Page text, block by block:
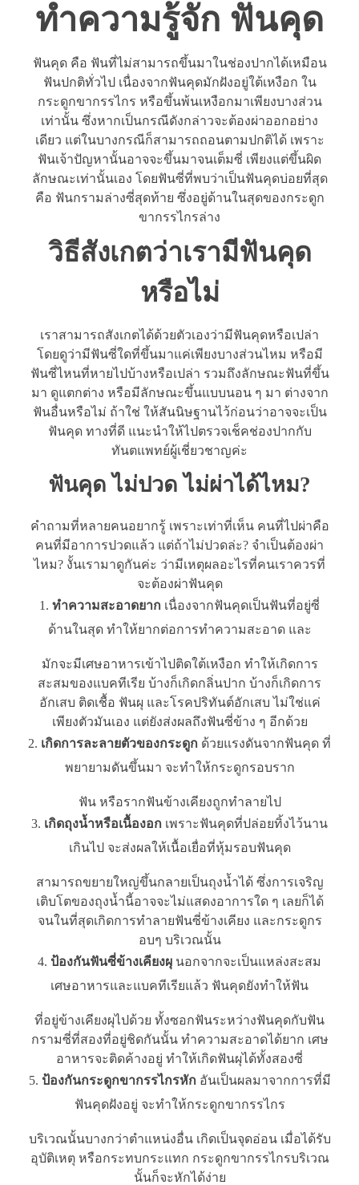
ทำความรู้จัก ฟันคุด
ฟันคุด คือ ฟันที่ไม่สามารถขึ้นมาในช่องปากได้เหมือน
ฟันปกติทั่วไป เนื่องจากฟันคุดมักฝังอยู่ใต้เหงือก ใน
กระดูกขากรรไกร หรือขึ้นพ้นเหงือกมาเพียงบางส่วน
เท่านั้น ซึ่งหากเป็นกรณีดังกล่าวจะต้องผ่าออกอย่าง
เดียว แต่ในบางกรณีก็สามารถถอนตามปกติได้ เพราะ
ฟันเจ้าปัญหานั้นอาจจะขึ้นมาจนเต็มซี่ เพียงแต่ขึ้นผิด
ลักษณะเท่านั้นเอง โดยฟันซี่ที่พบว่าเป็นฟันคุดบ่อยที่สุด
คือ ฟันกรามล่างซี่สุดท้าย ซึ่งอยู่ด้านในสุดของกระดูก
ขากรรไกรล่าง
วิธีสังเกตว่าเรามีฟันคุด
หรือไม่
เราสามารถสังเกตได้ด้วยตัวเองว่ามีฟันคุดหรือเปล่า
โดยดูว่ามีฟันซี่ใดที่ขึ้นมาแค่เพียงบางส่วนไหม หรือมี
ฟันซี่ไหนที่หายไปบ้างหรือเปล่า รวมถึงลักษณะฟันที่ขึ้น
มา ดูแตกต่าง หรือมีลักษณะขึ้นแบบนอน ๆ มา ต่างจาก
ฟันอื่นหรือไม่ ถ้าใช่ ให้สันนิษฐานไว้ก่อนว่าอาจจะเป็น
ฟันคุด ทางที่ดี แนะนำให้ไปตรวจเช็คช่องปากกับ
ทันตแพทย์ผู้เชี่ยวชาญค่ะ
ฟันคุด ไม่ปวด ไม่ผ่าได้ไหม?
คำถามที่หลายคนอยากรู้ เพราะเท่าที่เห็น คนที่ไปผ่าคือ
คนที่มีอาการปวดแล้ว แต่ถ้าไม่ปวดล่ะ? จำเป็นต้องผ่า
ไหม? งั้นเรามาดูกันค่ะ ว่ามีเหตุผลอะไรที่คนเราควรที่
จะต้องผ่าฟันคุด
ทำความสะอาดยาก เนื่องจากฟันคุดเป็นฟันที่อยู่ซี่
ด้านในสุด ทำให้ยากต่อการทำความสะอาด และ
มักจะมีเศษอาหารเข้าไปติดใต้เหงือก ทำให้เกิดการ
สะสมของแบคทีเรีย บ้างก็เกิดกลิ่นปาก บ้างก็เกิดการ
อักเสบ ติดเชื้อ ฟันผุ และโรคปริทันต์อักเสบ ไม่ใช่แค่
เพียงตัวมันเอง แต่ยังส่งผลถึงฟันซี่ข้าง ๆ อีกด้วย
เกิดการละลายตัวของกระดูก ด้วยแรงดันจากฟันคุด ที่
พยายามดันขึ้นมา จะทำให้กระดูกรอบราก
ฟัน หรือรากฟันข้างเคียงถูกทำลายไป
เกิดถุงน้ำหรือเนื้องอก เพราะฟันคุดที่ปล่อยทิ้งไว้นาน
เกินไป จะส่งผลให้เนื้อเยื่อที่หุ้มรอบฟันคุด
สามารถขยายใหญ่ขึ้นกลายเป็นถุงน้ำได้ ซึ่งการเจริญ
เติบโตของถุงน้ำนี้อาจจะไม่แสดงอาการใด ๆ เลยก็ได้
จนในที่สุดเกิดการทำลายฟันซี่ข้างเคียง และกระดูกร
อบๆ บริเวณนั้น
ป้องกันฟันซี่ข้างเคียงผุ นอกจากจะเป็นแหล่งสะสม
เศษอาหารและแบคทีเรียแล้ว ฟันคุดยังทำให้ฟัน
ที่อยู่ข้างเคียงผุไปด้วย ทั้งซอกฟันระหว่างฟันคุดกับฟัน
กรามซี่ที่สองที่อยู่ชิดกันนั้น ทำความสะอาดได้ยาก เศษ
อาหารจะติดค้างอยู่ ทำให้เกิดฟันผุได้ทั้งสองซี่
ป้องกันกระดูกขากรรไกรหัก อันเป็นผลมาจากการที่มี
ฟันคุดฝังอยู่ จะทำให้กระดูกขากรรไกร
บริเวณนั้นบางกว่าตำแหน่งอื่น เกิดเป็นจุดอ่อน เมื่อได้รับ
อุบัติเหตุ หรือกระทบกระแทก กระดูกขากรรไกรบริเวณ
นั้นก็จะหักได้ง่าย